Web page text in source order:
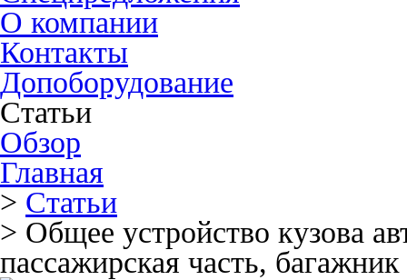
О компании
Контакты
Допоборудование
Статьи
Обзор
Главная
> Статьи
> Общее устройство кузова
пассажирская часть, багажник